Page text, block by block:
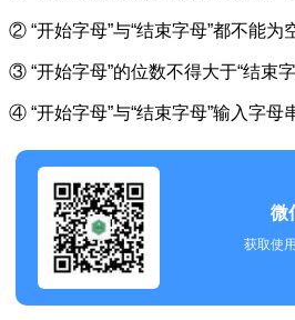
② “开始字母”与“结束字母”都不能为
③ “开始字母”的位数不得大于“结束字
④ “开始字母”与“结束字母”输入字
微
获取使